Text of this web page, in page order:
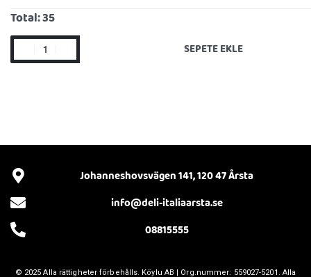
Total:35
SEPETE EKLE
Johanneshovsvägen 141, 120 47 Årsta
info@deli-italiaarsta.se
08815555
© 2025 Alla rättigheter förbehålls. Köylu AB | Org.nummer: 559027-5201. Alla